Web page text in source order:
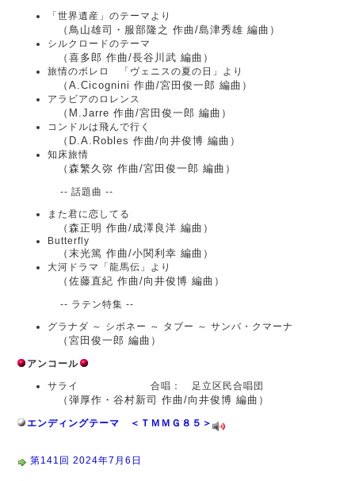
「世界遺産」のテーマより
（鳥山雄司・服部隆之 作曲/島津秀雄 編曲）
シルクロードのテーマ
（喜多郎 作曲/長谷川武 編曲）
旅情のボレロ 「ヴェニスの夏の日」より
（A.Cicognini 作曲/宮田俊一郎 編曲）
アラビアのロレンス
（M.Jarre 作曲/宮田俊一郎 編曲）
コンドルは飛んで行く
（D.A.Robles 作曲/向井俊博 編曲）
知床旅情
（森繁久弥 作曲/宮田俊一郎 編曲）
-- 話題曲 --
また君に恋してる
（森正明 作曲/成澤良洋 編曲）
Butterfly
（末光篤 作曲/小関利幸 編曲）
大河ドラマ「龍馬伝」より
（佐藤直紀 作曲/向井俊博 編曲）
-- ラテン特集 --
グラナダ ～ シボネー ～ タブー ～ サンバ・クマーナ
（宮田俊一郎 編曲）
アンコール
サライ 合唱： 足立区民合唱団
（弾厚作・谷村新司 作曲/向井俊博 編曲）
エンディングテーマ ＜ＴＭＭＧ８５＞
第141回 2024年7月6日